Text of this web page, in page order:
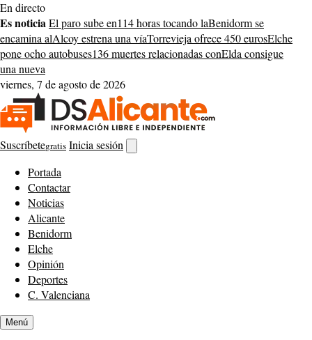
Saltar
al
contenido
En directo
Es noticiaEl paro sube en114 horas tocando laBenidorm se
encamina alAlcoy estrena una víaTorrevieja ofrece 450 eurosElche
pone ocho autobuses136 muertes relacionadas conElda consigue
una nueva
viernes, 7 de agosto de 2026
Suscríbetegratis Inicia sesión
buscador
Portada
Contactar
Noticias
Alicante
Benidorm
Elche
Opinión
Deportes
C. Valenciana
Menú